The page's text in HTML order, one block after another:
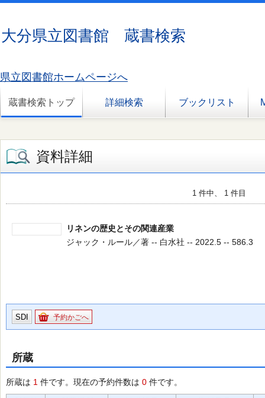
大分県立図書館 蔵書検索
県立図書館ホームページへ
蔵書検索トップ 詳細検索 ブックリスト
資料詳細
1 件中、 1 件目
リネンの歴史とその関連産業
ジャック・ルール／著 -- 白水社 -- 2022.5 -- 586.3
SDI 予約かごへ
所蔵
所蔵は 1 件です。現在の予約件数は 0 件です。